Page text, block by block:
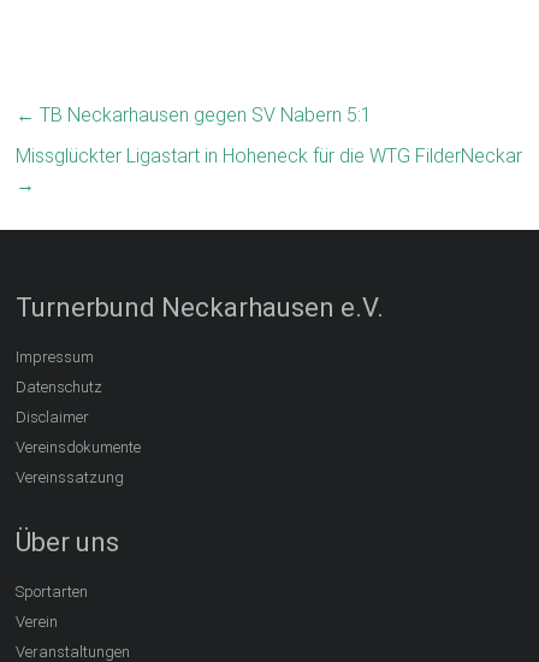
← TB Neckarhausen gegen SV Nabern 5:1
Missglückter Ligastart in Hoheneck für die WTG FilderNeckar
→
Turnerbund Neckarhausen e.V.
Impressum
Datenschutz
Disclaimer
Vereinsdokumente
Vereinssatzung
Über uns
Sportarten
Verein
Veranstaltungen